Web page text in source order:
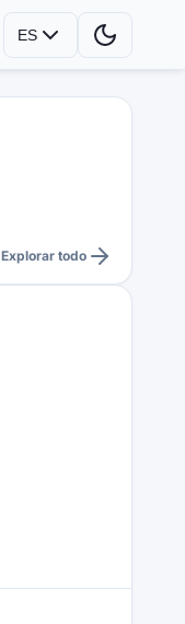
ES
Explorar todo